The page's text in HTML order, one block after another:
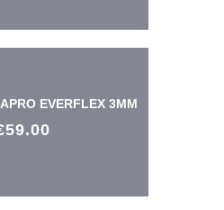
EVERFLEX 3MM
59.00